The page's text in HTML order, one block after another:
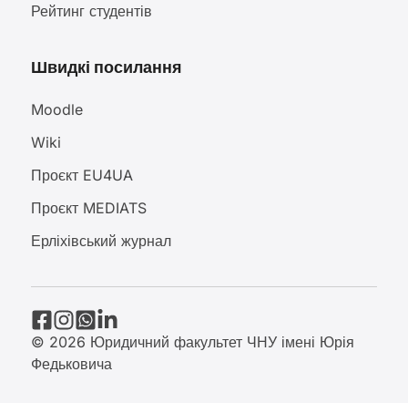
Рейтинг студентів
Швидкі посилання
Moodle
Wiki
Проєкт EU4UA
Проєкт MEDIATS
Ерліхівський журнал
© 2026 Юридичний факультет ЧНУ імені Юрія
Федьковича